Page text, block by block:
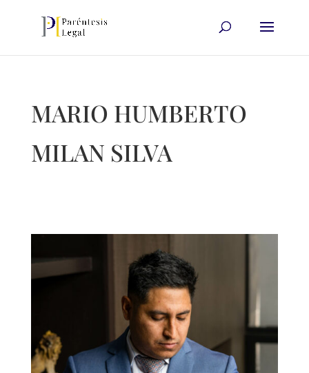
MARIO HUMBERTO
MILAN SILVA